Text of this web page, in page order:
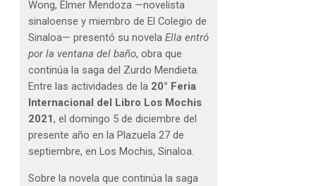
Wong, Élmer Mendoza —novelista
sinaloense y miembro de El Colegio de
Sinaloa— presentó su novela Ella entró
por la ventana del baño, obra que
continúa la saga del Zurdo Mendieta.
Entre las actividades de la 20° Feria
Internacional del Libro Los Mochis
2021, el domingo 5 de diciembre del
presente año en la Plazuela 27 de
septiembre, en Los Mochis, Sinaloa.
Sobre la novela que continúa la saga